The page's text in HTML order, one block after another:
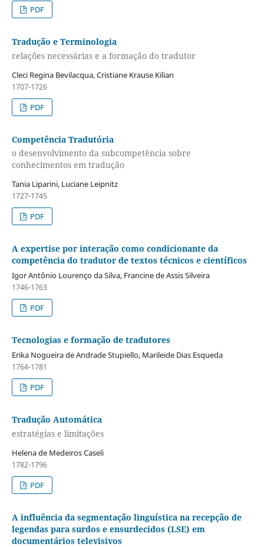
PDF
Tradução e Terminologia
relações necessárias e a formação do tradutor
Cleci Regina Bevilacqua, Cristiane Krause Kilian
1707-1726
PDF
Competência Tradutória
o desenvolvimento da subcompetência sobre
conhecimentos em tradução
Tania Liparini, Luciane Leipnitz
1727-1745
PDF
A expertise por interação como condicionante da
competência do tradutor de textos técnicos e científicos
Igor Antônio Lourenço da Silva, Francine de Assis Silveira
1746-1763
PDF
Tecnologias e formação de tradutores
Erika Nogueira de Andrade Stupiello, Marileide Dias Esqueda
1764-1781
PDF
Tradução Automática
estratégias e limitações
Helena de Medeiros Caseli
1782-1796
PDF
A influência da segmentação linguística na recepção de
legendas para surdos e ensurdecidos (LSE) em
documentários televisivos